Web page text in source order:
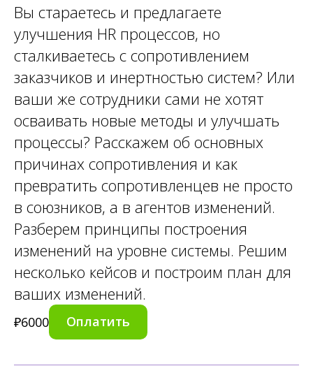
Вы стараетесь и предлагаете
улучшения HR процессов, но
сталкиваетесь с сопротивлением
заказчиков и инертностью систем? Или
ваши же сотрудники сами не хотят
осваивать новые методы и улучшать
процессы? Расскажем об основных
причинах сопротивления и как
превратить сопротивленцев не просто
в союзников, а в агентов изменений.
Разберем принципы построения
изменений на уровне системы. Решим
несколько кейсов и построим план для
ваших изменений.
₽6000 Оплатить